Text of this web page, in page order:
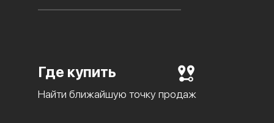
Где купить
Найти ближайшую точку продаж